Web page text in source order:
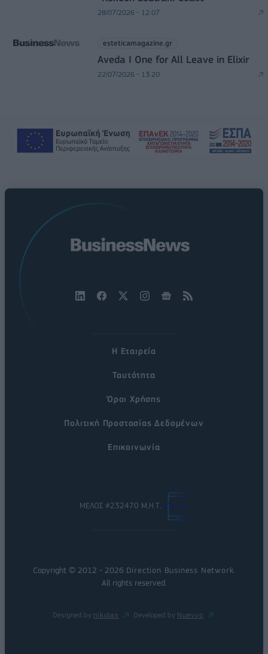
28/07/2026 - 12:07
esteticamagazine.gr
Aveda I One for All Leave in Elixir
22/07/2026 - 13:20
Η Εταιρεία
Ταυτότητα
Όροι Χρήσης
Πολιτική Προστασίας Δεδομένων
Επικοινωνία
ΜΕΛΟΣ #232470 Μ.Η.Τ.
Copyright © 2012 - 2026 Direction Business Network.
All rights reserved.
Designed by nikolas Developed by Nuevvo